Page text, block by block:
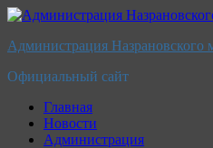
Перейти
содержимому
Администрация Назрановского
Официальный сайт
Главная
Новости
Администрация